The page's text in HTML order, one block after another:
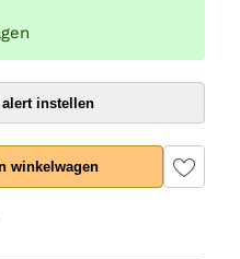
instellen
winkelwagen